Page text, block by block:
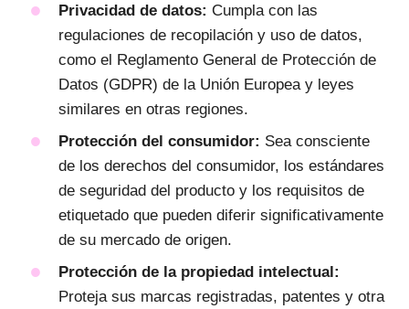
Privacidad de datos: Cumpla con las
regulaciones de recopilación y uso de datos,
como el Reglamento General de Protección de
Datos (GDPR) de la Unión Europea y leyes
similares en otras regiones.
Protección del consumidor: Sea consciente
de los derechos del consumidor, los estándares
de seguridad del producto y los requisitos de
etiquetado que pueden diferir significativamente
de su mercado de origen.
Protección de la propiedad intelectual:
Proteja sus marcas registradas, patentes y otra